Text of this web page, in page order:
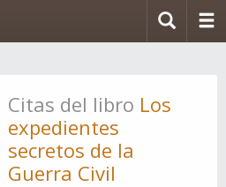
Citas del libro Los
expedientes
secretos de la
Guerra Civil